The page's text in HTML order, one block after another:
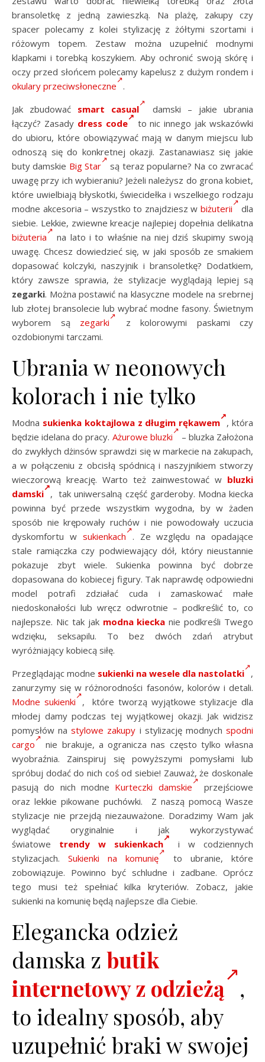
bransoletkę z jedną zawieszką. Na plażę, zakupy czy
spacer polecamy z kolei stylizację z żółtymi szortami i
różowym topem. Zestaw można uzupełnić modnymi
klapkami i torebką koszykiem. Aby ochronić swoją skórę i
oczy przed słońcem polecamy kapelusz z dużym rondem i
okulary przeciwsłoneczne
.
Jak zbudować smart casual
damski – jakie ubrania
łączyć? Zasady dress code
to nic innego jak wskazówki
do ubioru, które obowiązywać mają w danym miejscu lub
odnoszą się do konkretnej okazji. Zastanawiasz się jakie
buty damskie Big Star
są teraz popularne? Na co zwracać
uwagę przy ich wybieraniu? Jeżeli należysz do grona kobiet,
które uwielbiają błyskotki, świecidełka i wszelkiego rodzaju
modne akcesoria – wszystko to znajdziesz w biżuterii
dla
siebie. Lekkie, zwiewne kreacje najlepiej dopełnia delikatna
biżuteria
na lato i to właśnie na niej dziś skupimy swoją
uwagę. Chcesz dowiedzieć się, w jaki sposób ze smakiem
dopasować kolczyki, naszyjnik i bransoletkę? Dodatkiem,
który zawsze sprawia, że stylizacje wyglądają lepiej są
zegarki. Można postawić na klasyczne modele na srebrnej
lub złotej bransolecie lub wybrać modne fasony. Świetnym
wyborem są zegarki
z kolorowymi paskami czy
ozdobionymi tarczami.
Ubrania w neonowych
kolorach i nie tylko
Modna sukienka koktajlowa z długim rękawem , która
będzie idelana do pracy. Ażurowe bluzki
– bluzka Założona
do zwykłych dżinsów sprawdzi się w markecie na zakupach,
a w połączeniu z obcisłą spódnicą i naszyjnikiem stworzy
wieczorową kreację. Warto też zainwestować w bluzki
damski , tak uniwersalną część garderoby. Modna kiecka
powinna być przede wszystkim wygodna, by w żaden
sposób nie krępowały ruchów i nie powodowały uczucia
dyskomfortu w sukienkach
. Ze względu na opadające
stale ramiączka czy podwiewający dół, który nieustannie
pokazuje zbyt wiele. Sukienka powinna być dobrze
dopasowana do kobiecej figury. Tak naprawdę odpowiedni
model potrafi zdziałać cuda i zamaskować małe
niedoskonałości lub wręcz odwrotnie – podkreślić to, co
najlepsze. Nic tak jak modna kieckanie podkreśli Twego
wdzięku, seksapilu. To bez dwóch zdań atrybut
wyróżniający kobiecą siłę.
Przeglądając modne sukienki na wesele dla nastolatki ,
zanurzymy się w różnorodności fasonów, kolorów i detali.
Modne sukienki
, które tworzą wyjątkowe stylizacje dla
młodej damy podczas tej wyjątkowej okazji. Jak widzisz
pomysłów nastylowe zakupy i stylizację modnychspodni
cargo
nie brakuje, a ogranicza nas często tylko własna
wyobraźnia. Zainspiruj się powyższymi pomysłami lub
spróbuj dodać do nich coś od siebie! Zauważ, że doskonale
pasują do nich modne Kurteczki damskie
przejściowe
oraz lekkie pikowane puchówki. Z naszą pomocą Wasze
stylizacje nie przejdą niezauważone. Doradzimy Wam jak
wyglądać oryginalnie i jak wykorzystywać
światowe trendy w sukienkach
i w codziennych
stylizacjach. Sukienki na komunię
to ubranie, które
zobowiązuje. Powinno być schludne i zadbane. Oprócz
tego musi też spełniać kilka kryteriów. Zobacz, jakie
sukienki na komunię będą najlepsze dla Ciebie.
Elegancka odzież
damska z butik
internetowy z odzieżą ,
to idealny sposób, aby
uzupełnić braki w swojej